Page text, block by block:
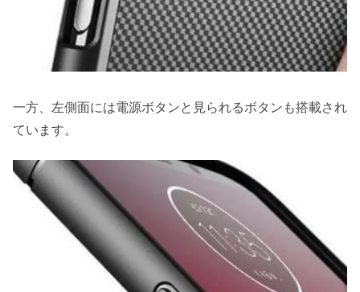
一方、左側面には電源ボタンと見られるボタンも搭載され
ています。